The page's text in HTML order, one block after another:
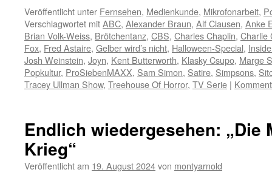
Veröffentlicht unter Fernsehen, Medienkunde, Mikrofonarbeit,
Verschlagwortet mitABC, Alexander Braun, Alf Clausen, Anke
Brian Volk-Weiss, Brötchentanz, CBS, Charles Chaplin, Charlie
Fox, Fred Astaire, Gelber wird’s nicht, Halloween-Special,
Josh Weinstein, Joyn, Kent Butterworth, Klasky Csupo, Marge
Popkultur, ProSiebenMAXX, Sam Simon, Satire, Simpsons,
Tracey Ullman Show, Treehouse Of Horror, TV Serie |
Endlich wiedergesehen: „Die
Krieg“
Veröffentlicht am 19. August 2024von montyarnold